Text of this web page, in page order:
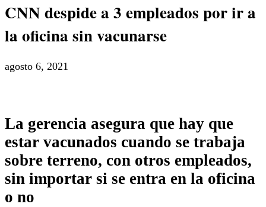
CNN despide a 3 empleados por ir a
la oficina sin vacunarse
agosto 6, 2021
La gerencia asegura que hay que
estar vacunados cuando se trabaja
sobre terreno, con otros empleados,
sin importar si se entra en la oficina
o no